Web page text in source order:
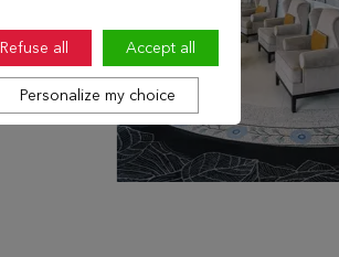
Refuse all Accept all
Personalize my choice